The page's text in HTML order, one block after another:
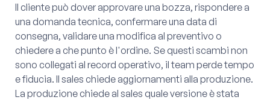
Il cliente può dover approvare una bozza, rispondere a
una domanda tecnica, confermare una data di
consegna, validare una modifica al preventivo o
chiedere a che punto è l'ordine. Se questi scambi non
sono collegati al record operativo, il team perde tempo
e fiducia. Il sales chiede aggiornamenti alla produzione.
La produzione chiede al sales quale versione è stata